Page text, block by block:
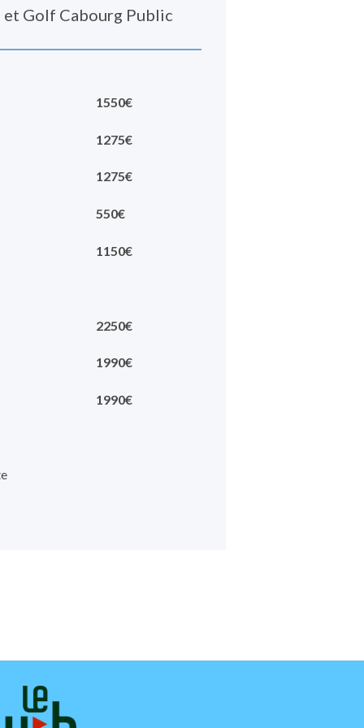
Golf Cabourg Public
1550€
1275€
1275€
550€
1150€
2250€
1990€
1990€